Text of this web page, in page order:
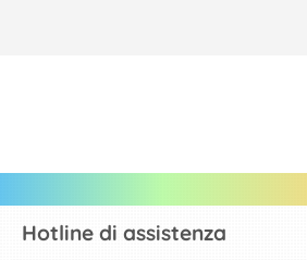
Hotline di assistenza